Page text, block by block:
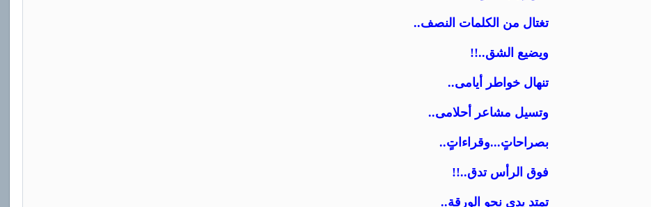
تغتال من الكلمات النصف..
ويضيع الشق..!!
تنهال خواطر أيامى..
وتسيل مشاعر أحلامى..
بصراحاتٍ...وقراءاتٍ..
فوق الرأس تدق..!!
تمتد يدى نحو الورقة..